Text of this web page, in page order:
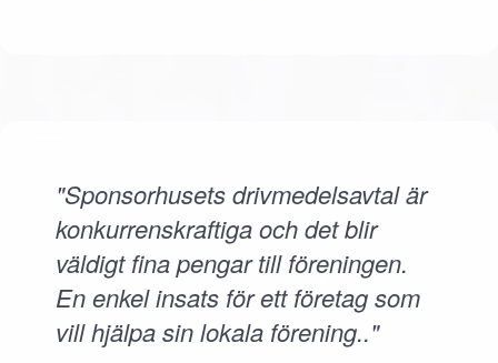
"Sponsorhusets drivmedelsavtal är
konkurrenskraftiga och det blir
väldigt fina pengar till föreningen.
En enkel insats för ett företag som
vill hjälpa sin lokala förening.."